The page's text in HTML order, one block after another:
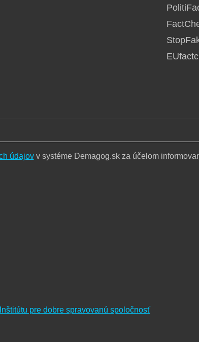
údajovv systéme Demagog.sk za účelom
Inštitútu pre dobre spravovanú spoločnosť